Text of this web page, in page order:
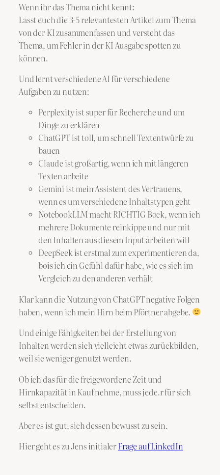
Wenn ihr das Thema nicht kennt:
Lasst euch die 3-5 relevantesten Artikel zum Thema
von der KI zusammenfassen und versteht das
Thema, um Fehler in der KI Ausgabe spotten zu
können.
Und lernt verschiedene AI für verschiedene
Aufgaben zu nutzen:
Perplexity ist super für Recherche und um
Dinge zu erklären
ChatGPT ist toll, um schnell Textentwürfe zu
bauen
Claude ist großartig, wenn ich mit längeren
Texten arbeite
Gemini ist mein Assistent des Vertrauens,
wenn es um verschiedene Inhaltstypen geht
NotebookLLM macht RICHTIG Bock, wenn ich
mehrere Dokumente reinkippe und nur mit
den Inhalten aus diesem Input arbeiten will
DeepSeek ist erstmal zum experimentieren da,
bois ich ein Gefühl dafür habe, wie es sich im
Vergleich zu den anderen verhält
Klar kann die Nutzung von ChatGPT negative Folgen
haben, wenn ich mein Hirn beim Pförtner abgebe.
Und einige Fähigkeiten bei der Erstellung von
Inhalten werden sich vielleicht etwas zurückbilden,
weil sie weniger genutzt werden.
Ob ich das für die freigewordene Zeit und
Hirnkapazität in Kauf nehme, muss jede.r für sich
selbst entscheiden.
Aber es ist gut, sich dessen bewusst zu sein.
Hier geht es zu Jens initialerFrage auf LinkedIn